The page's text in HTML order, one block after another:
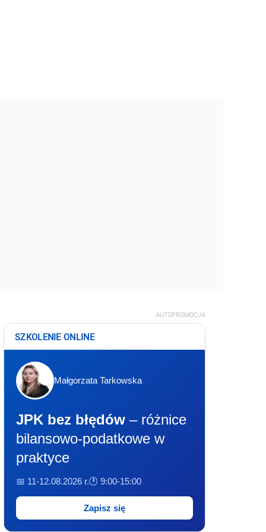
AUTOPROMOCJA
SZKOLENIE ONLINE
Małgorzata Tarkowska
JPK bez błędów – różnice
bilansowo-podatkowe w
praktyce
📅 11-12.08.2026 r.🕐 9:00-15:00
Zapisz się